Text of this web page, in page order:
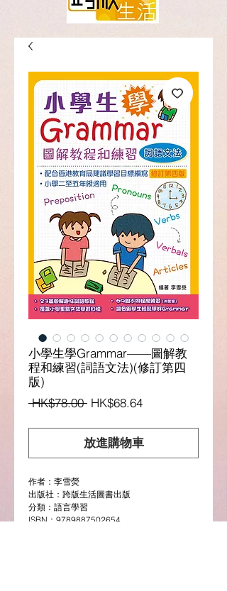
小學生學Grammar——圖解教
程和練習(詞語文法)(修訂第四
版)
HK$78.00 一
價
格
HK$68.64促
價
格
放進購物車
作者：李雪熒
出版社：跨版生活圖書出版
分類：語言學習
ISBN：9789887502654